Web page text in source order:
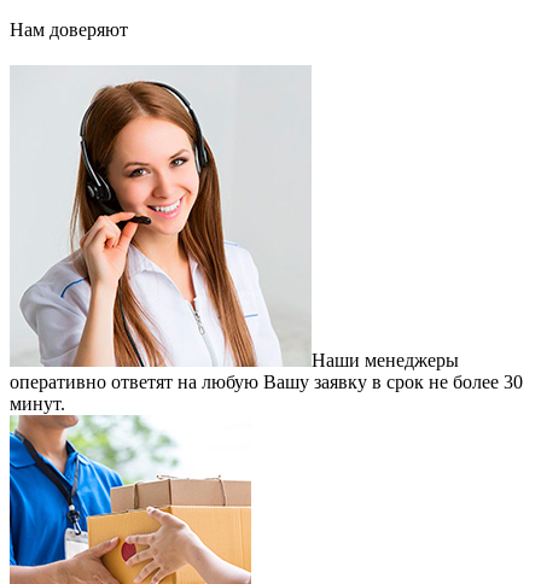
Нам доверяют
Наши менеджеры
оперативно ответят на любую Вашу заявку в срок не более 30
минут.